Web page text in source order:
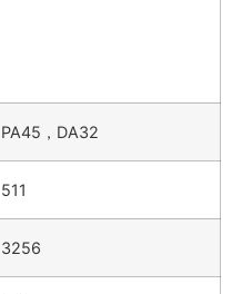
PA45，DA32
511
3256